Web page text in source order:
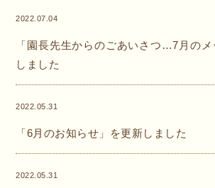
2022.07.04
「園長先生からのごあいさつ…7月の
しました
2022.05.31
「6月のお知らせ」を更新しました
2022.05.31